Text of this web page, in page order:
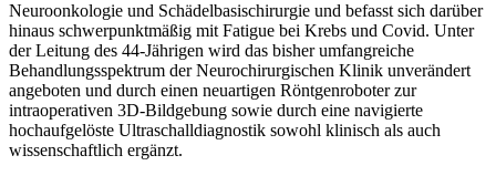
Neuroonkologie und Schädelbasischirurgie und befasst sich darüber
hinaus schwerpunktmäßig mit Fatigue bei Krebs und Covid. Unter
der Leitung des 44-Jährigen wird das bisher umfangreiche
Behandlungsspektrum der Neurochirurgischen Klinik unverändert
angeboten und durch einen neuartigen Röntgenroboter zur
intraoperativen 3D-Bildgebung sowie durch eine navigierte
hochaufgelöste Ultraschalldiagnostik sowohl klinisch als auch
wissenschaftlich ergänzt.